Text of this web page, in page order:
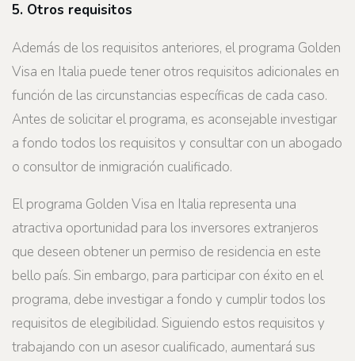
5. Otros requisitos
Además de los requisitos anteriores, el programa Golden
Visa en Italia puede tener otros requisitos adicionales en
función de las circunstancias específicas de cada caso.
Antes de solicitar el programa, es aconsejable investigar
a fondo todos los requisitos y consultar con un abogado
o consultor de inmigración cualificado.
El programa Golden Visa en Italia representa una
atractiva oportunidad para los inversores extranjeros
que deseen obtener un permiso de residencia en este
bello país. Sin embargo, para participar con éxito en el
programa, debe investigar a fondo y cumplir todos los
requisitos de elegibilidad. Siguiendo estos requisitos y
trabajando con un asesor cualificado, aumentará sus